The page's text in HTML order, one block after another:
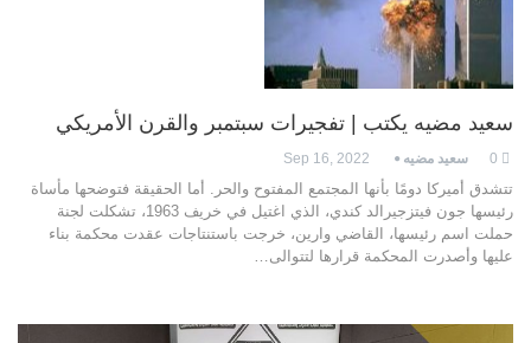
سعيد مضيه يكتب | تفجيرات سبتمبر والقرن الأمريكي
سعيد مضيه Sep 16, 2022
تتشدق أميركا دومًا بأنها المجتمع المفتوح والحر. أما الحقيقة فتوضحها مأساة
رئيسها جون فيتزجيرالد كندي، الذي اغتيل في خريف 1963، تشكلت لجنة
حملت اسم رئيسها، القاضي وارين، خرجت باستنتاجات عقدت محكمة بناء
عليها وأصدرت المحكمة قرارها لتتوالى…